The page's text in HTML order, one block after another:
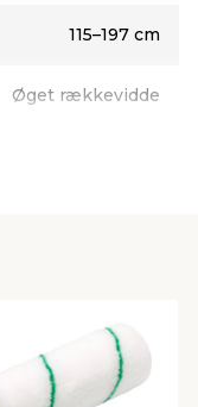
115–197 cm
Øget rækkevidde